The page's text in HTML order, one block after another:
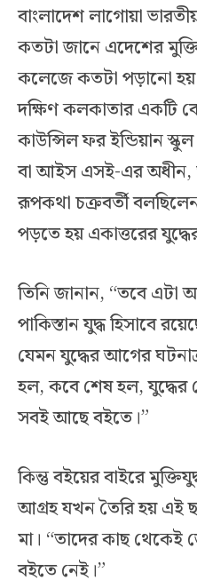
বাংলাদেশ লাগোয়া
কতটা জানে এদেশের
কলেজে কতটা পড়ানো হয়
দক্ষিণ কলকাতার একটি
কাউন্সিল ফর ইন্ডিয়ান
বা আইস এসই-এর অধীন,
রূপকথা চক্রবর্তী
পড়তে হয় একাত্তরের
তিনি জানান, “তবে এটা
পাকিস্তান যুদ্ধ হিসাবে
যেমন যুদ্ধের আগের
হল, কবে শেষ হল, যুদ্ধের
সবই আছে বইতে।”
কিন্তু বইয়ের বাইরে
আগ্রহ যখন তৈরি হয় এই
মা। “তাদের কাছ
বইতে নেই।”